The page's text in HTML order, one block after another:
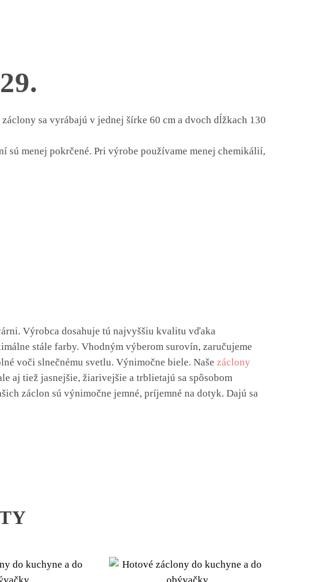
sa vyrábajú v jednej šírke 60 cm a dvoch dĺžkach 130
sú menej pokrčené. Pri výrobe používame menej chemikálií,
Výrobca dosahuje tú najvyššiu kvalitu vďaka
stále farby. Vhodným výberom surovín, zaručujeme
voči slnečnému svetlu. Výnimočne biele. Naše záclony
aj tiež jasnejšie, žiarivejšie a trblietajú sa spôsobom
záclon sú výnimočne jemné, príjemné na dotyk. Dajú sa